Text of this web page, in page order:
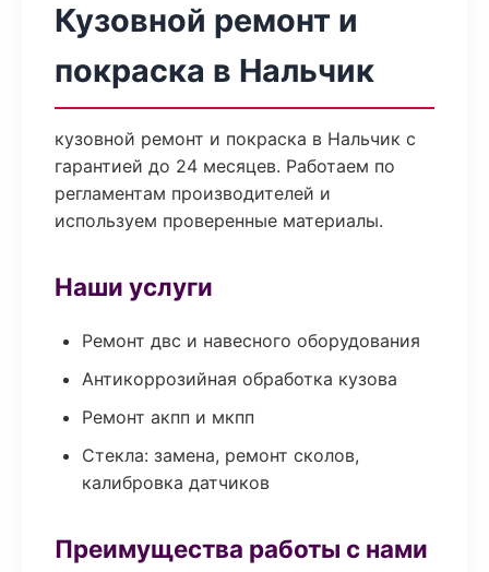
Кузовной ремонт и
покраска в Нальчик
кузовной ремонт и покраска в Нальчик с
гарантией до 24 месяцев. Работаем по
регламентам производителей и
используем проверенные материалы.
Наши услуги
Ремонт двс и навесного оборудования
Антикоррозийная обработка кузова
Ремонт акпп и мкпп
Стекла: замена, ремонт сколов,
калибровка датчиков
Преимущества работы с нами